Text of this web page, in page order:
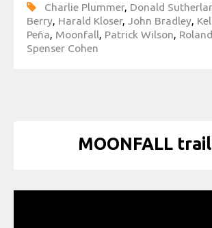
Charlie Plummer, Donald
Berry, Harald Kloser, John Bradley,
Peña, Moonfall, Patrick Wilson,
Spenser Cohen
MOONFALL